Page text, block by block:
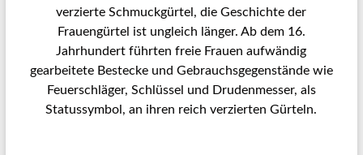
verzierte Schmuckgürtel, die Geschichte der
Frauengürtel ist ungleich länger. Ab dem 16.
Jahrhundert führten freie Frauen aufwändig
gearbeitete Bestecke und Gebrauchsgegenstände wie
Feuerschläger, Schlüssel und Drudenmesser, als
Statussymbol, an ihren reich verzierten Gürteln.